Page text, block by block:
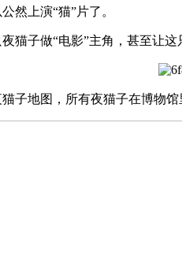
然上演“猫”片了。
猫子做“电影”主角，甚至让
子地图，所有夜猫子在博物馆